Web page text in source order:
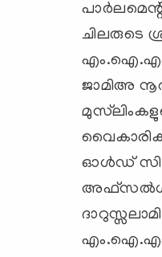
ചിലരുടെ
എം.ഐ.എം
ജാമിഅ
ഓള്‍ഡ്‌